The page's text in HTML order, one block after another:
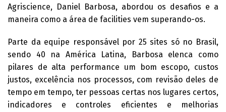
Agriscience, Daniel Barbosa, abordou os desafios e a
maneira como a área de facilities vem superando-os.
Parte da equipe responsável por 25 sites só no Brasil,
sendo 40 na América Latina, Barbosa elenca como
pilares de alta performance um bom escopo, custos
justos, excelência nos processos, com revisão deles de
tempo em tempo, ter pessoas certas nos lugares certos,
indicadores e controles eficientes e melhorias